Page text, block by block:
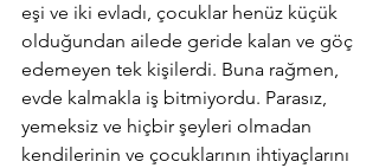
eşi ve iki evladı, çocuklar henüz küçük
olduğundan ailede geride kalan ve göç
edemeyen tek kişilerdi. Buna rağmen,
evde kalmakla iş bitmiyordu. Parasız,
yemeksiz ve hiçbir şeyleri olmadan
kendilerinin ve çocuklarının ihtiyaçlarını